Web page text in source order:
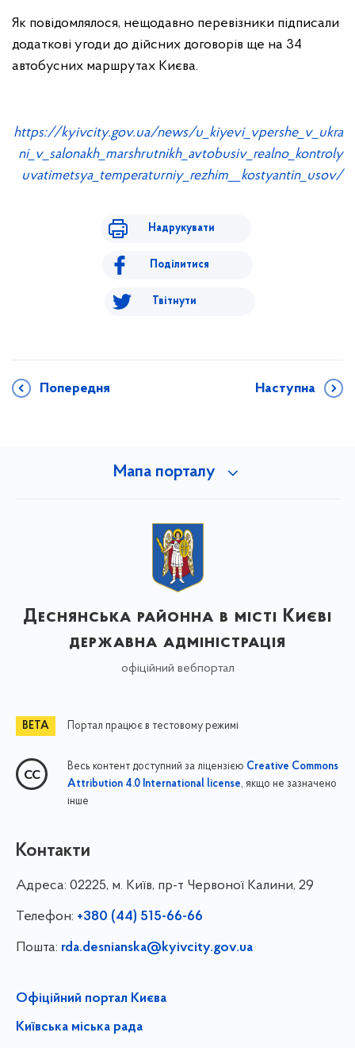
Як повідомлялося, нещодавно перевізники підписали
додаткові угоди до дійсних договорів ще на 34
автобусних маршрутах Києва.
https://kyivcity.gov.ua/news/u_kiyevi_vpershe_v_ukra
ni_v_salonakh_marshrutnikh_avtobusiv_realno_kontroly
uvatimetsya_temperaturniy_rezhim__kostyantin_usov/
Надрукувати
Поділитися
Твітнути
Попередня Наступна
Мапа порталу
Деснянська районна в місті Києві
державна адміністрація
офіційний вебпортал
Портал працює в тестовому режимі
Весь контент доступний за ліцензією Creative Commons
Attribution 4.0 International license, якщо не зазначено
інше
Контакти
Адреса: 02225, м. Київ, пр-т Червоної Калини, 29
Телефон: +380 (44) 515-66-66
Пошта: rda.desnianska@kyivcity.gov.ua
Офіційний портал Києва
Київська міська рада